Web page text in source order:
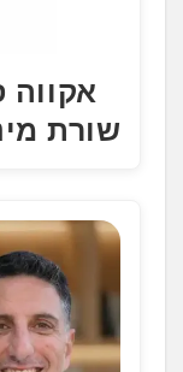
אקווה
שורת